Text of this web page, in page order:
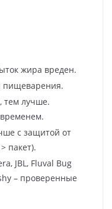
жира вреден.
пищеварения.
тем лучше.
с защитой от
пакет).
JBL, Fluval Bug
– проверенные